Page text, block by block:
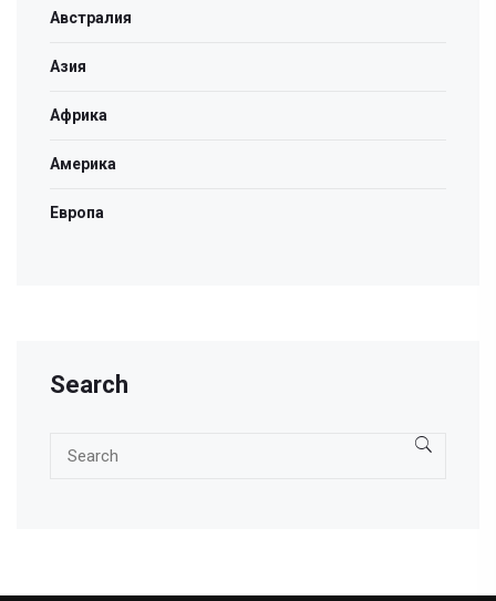
Австралия
Азия
Африка
Америка
Европа
Search